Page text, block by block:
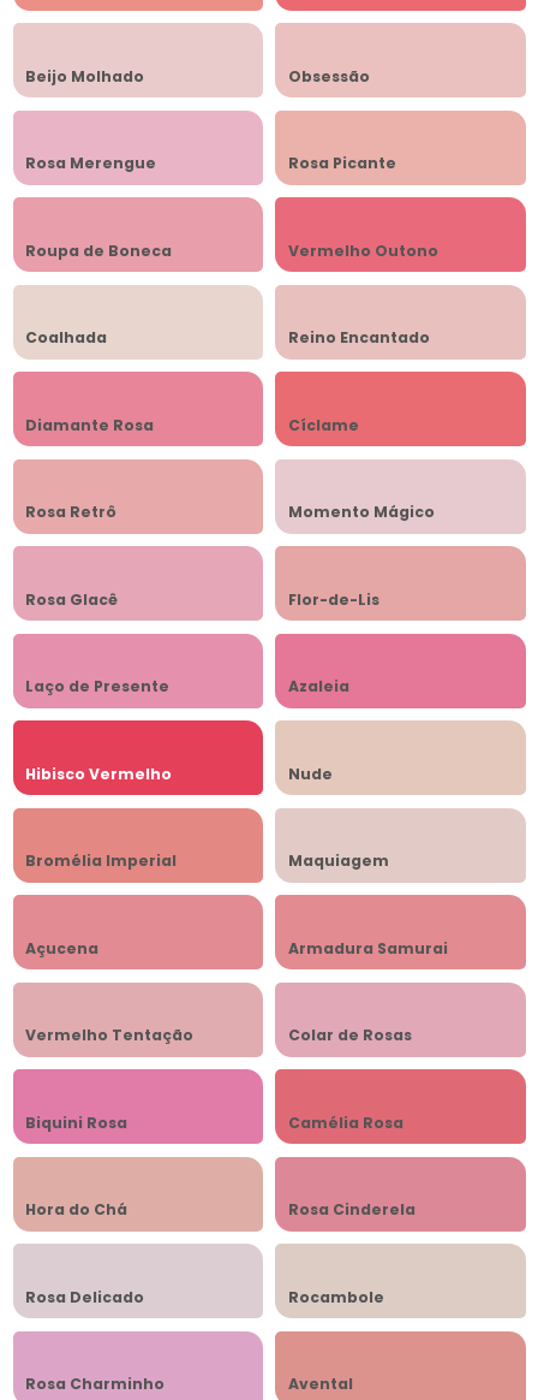
Beijo Molhado Obsessão
Rosa Merengue Rosa Picante
Roupa de Boneca Vermelho Outono
Coalhada Reino Encantado
Diamante Rosa Cíclame
Rosa Retrô Momento Mágico
Rosa Glacê Flor-de-Lis
Laço de Presente Azaleia
Hibisco Vermelho Nude
Bromélia Imperial Maquiagem
Açucena Armadura Samurai
Vermelho Tentação Colar de Rosas
Biquini Rosa Camélia Rosa
Hora do Chá Rosa Cinderela
Rosa Delicado Rocambole
Rosa Charminho Avental